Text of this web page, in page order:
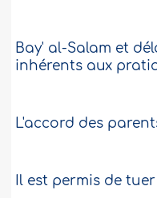
Bay' al-Salam et
inhérents aux
L'accord des
Il est permis de